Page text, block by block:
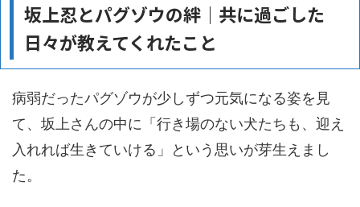
坂上忍とパグゾウの絆｜共に過ごした
日々が教えてくれたこと
病弱だったパグゾウが少しずつ元気になる姿を見
て、坂上さんの中に「行き場のない犬たちも、迎え
入れれば生きていける」という思いが芽生えまし
た。